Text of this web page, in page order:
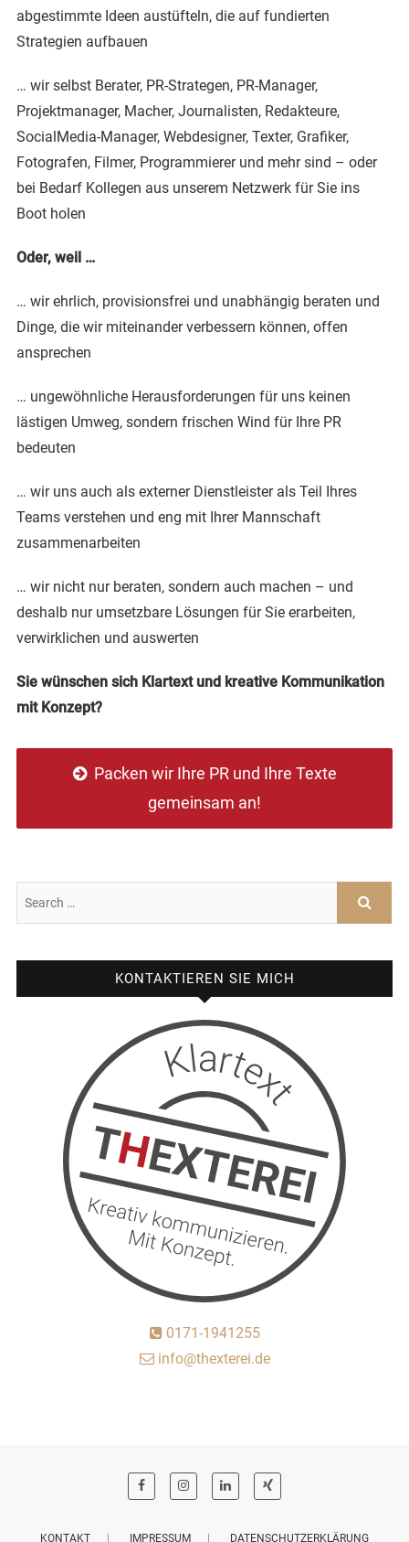
abgestimmte Ideen austüfteln, die auf fundierten
Strategien aufbauen
… wir selbst Berater, PR-Strategen, PR-Manager,
Projektmanager, Macher, Journalisten, Redakteure,
SocialMedia-Manager, Webdesigner, Texter, Grafiker,
Fotografen, Filmer, Programmierer und mehr sind – oder
bei Bedarf Kollegen aus unserem Netzwerk für Sie ins
Boot holen
Oder, weil …
… wir ehrlich, provisionsfrei und unabhängig beraten und
Dinge, die wir miteinander verbessern können, offen
ansprechen
… ungewöhnliche Herausforderungen für uns keinen
lästigen Umweg, sondern frischen Wind für Ihre PR
bedeuten
… wir uns auch als externer Dienstleister als Teil Ihres
Teams verstehen und eng mit Ihrer Mannschaft
zusammenarbeiten
… wir nicht nur beraten, sondern auch machen – und
deshalb nur umsetzbare Lösungen für Sie erarbeiten,
verwirklichen und auswerten
Sie wünschen sich Klartext und kreative Kommunikation
mit Konzept?
Packen wir Ihre PR und Ihre Texte
gemeinsam an!
KONTAKTIEREN SIE MICH
0171-1941255
info@thexterei.de
KONTAKT IMPRESSUM DATENSCHUTZERKLÄRUNG